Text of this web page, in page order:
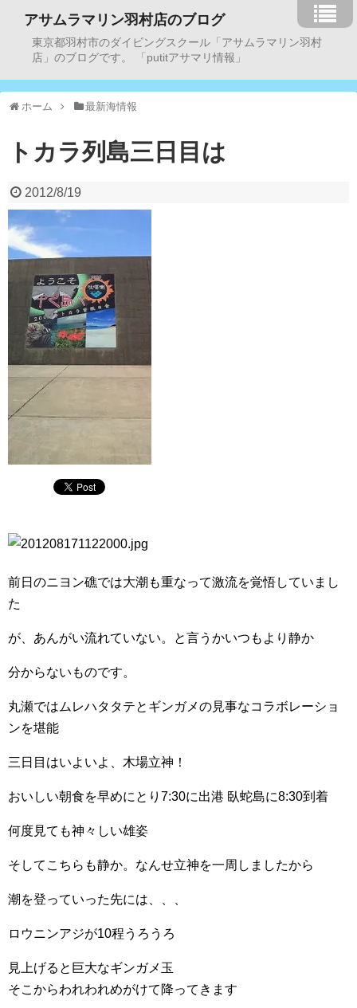
アサムラマリン羽村店のブログ
東京都羽村市のダイビングスクール「アサムラマリン羽村
店」のブログです。 「putitアサマリ情報」
ホーム 最新海情報
トカラ列島三日目は
2012/8/19
前日のニヨン礁では大潮も重なって激流を覚悟していまし
た
が、あんがい流れていない。と言うかいつもより静か
分からないものです。
丸瀬ではムレハタタテとギンガメの見事なコラボレーショ
ンを堪能
三日目はいよいよ、木場立神！
おいしい朝食を早めにとり7:30に出港 臥蛇島に8:30到着
何度見ても神々しい雄姿
そしてこちらも静か。なんせ立神を一周しましたから
潮を登っていった先には、、、
ロウニンアジが10程うろうろ
見上げると巨大なギンガメ玉
そこからわれわれめがけて降ってきます